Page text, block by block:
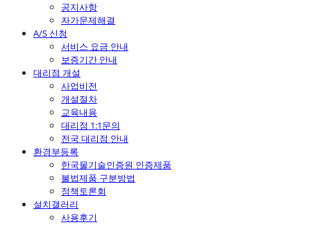
공지사항
자가문제해결
A/S 신청
서비스 요금 안내
보증기간 안내
대리점 개설
사업비전
개설절차
교육내용
대리점 1:1문의
전국 대리점 안내
환경부등록
한국물기술인증원 인증제품
불법제품 구분방법
정책토론회
설치갤러리
사용후기